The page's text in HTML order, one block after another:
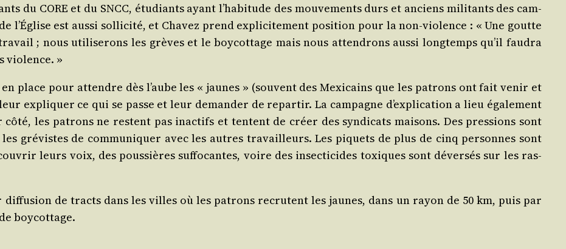
du CORE et du SNCC, étu­diants ayant l’habitude des mou­ve­ments durs et anciens mili­tants des cam­
l’Église est aus­si sol­li­ci­té, et Cha­vez prend expli­ci­te­ment posi­tion pour la non‑violence : « Une goutte
; nous uti­li­se­rons les grèves et le boy­cot­tage mais nous atten­drons aus­si long­temps qu’il fau­dra
violence. »
place pour attendre dès l’aube les « jaunes » (sou­vent des Mexi­cains que les patrons ont fait venir et
expli­quer ce qui se passe et leur deman­der de repar­tir. La cam­pagne d’explication a lieu éga­le­ment
les patrons ne res­tent pas inac­tifs et tentent de créer des syn­di­cats mai­sons. Des pres­sions sont
gré­vistes de com­mu­ni­quer avec les autres tra­vailleurs. Les piquets de plus de cinq per­sonnes sont
leurs voix, des pous­sières suf­fo­cantes, voire des insec­ti­cides toxiques sont déver­sés sur les ras­
dif­fu­sion de tracts dans les villes où les patrons recrutent les jaunes, dans un rayon de 50 km, puis par
boycottage.